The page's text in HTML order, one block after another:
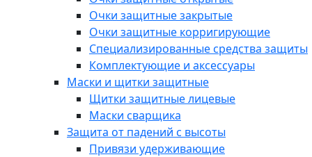
Очки защитные закрытые
Очки защитные корригирующие
Специализированные средства защиты
Комплектующие и аксессуары
Маски и щитки защитные
Щитки защитные лицевые
Маски сварщика
Защита от падений с высоты
Привязи удерживающие